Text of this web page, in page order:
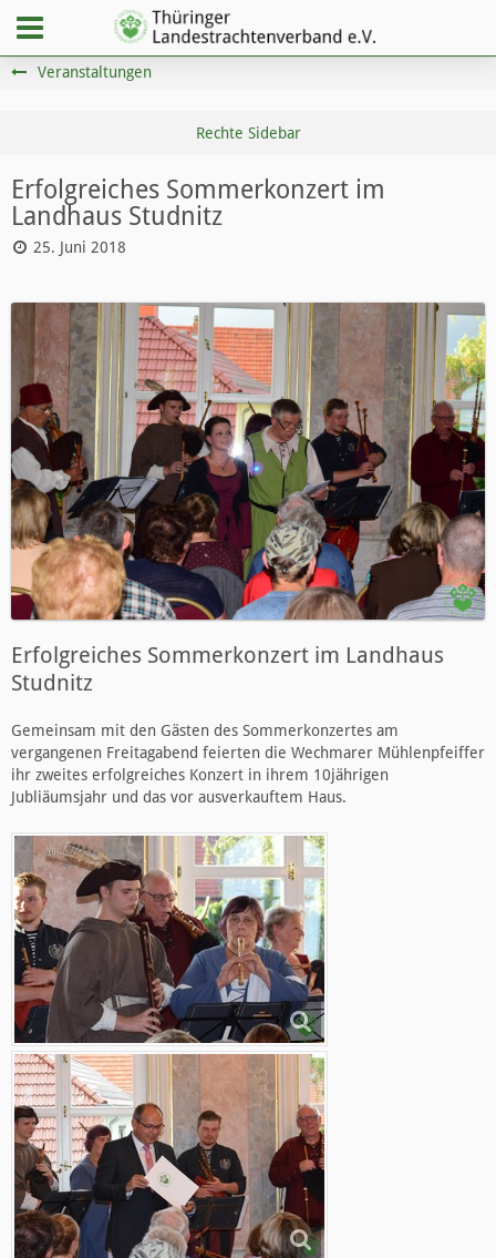
Veranstaltungen
Erfolgreiches Sommerkonzert im
Landhaus Studnitz
25. Juni 2018
Erfolgreiches Sommerkonzert im Landhaus
Studnitz
Gemeinsam mit den Gästen des Sommerkonzertes am
vergangenen Freitagabend feierten die Wechmarer Mühlenpfeiffer
ihr zweites erfolgreiches Konzert in ihrem 10jährigen
Jubliäumsjahr und das vor ausverkauftem Haus.